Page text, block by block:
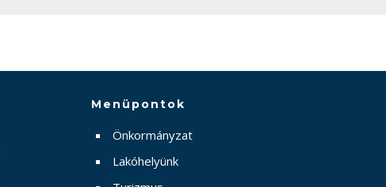
Menüpontok
Önkormányzat
Lakóhelyünk